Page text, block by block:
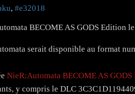
, #e32018
serait disponible au format
NieR:Automata BECOME AS
y compris le DLC